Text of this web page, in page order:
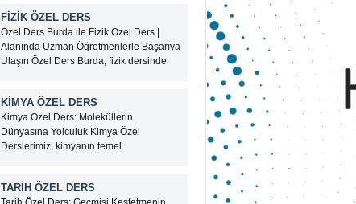
üniversite hazırlık süreçlerinde
öğrencilerin en çok zorlandığı derslerden
biridir.Ezbere dayalı gibi görünen ancak
yorum, analiz ve konu bütünlüğü
FİZİK ÖZEL DERS
Özel Ders Burda ile Fizik Özel Ders |
Alanında Uzman Öğretmenlerle Başarıya
Ulaşın Özel Ders Burda, fizik dersinde
hizmeti sunan, Türkiye genelinde
güvenilir bir özel ders platformudur.
Google ve sosyal...
KİMYA ÖZEL DERS
Kimya Özel Ders: Moleküllerin
Dünyasına Yolculuk Kimya Özel
Derslerimiz, kimyanın temel
öğrencilere derinlemesine bir öğrenim
TARİH ÖZEL DERS